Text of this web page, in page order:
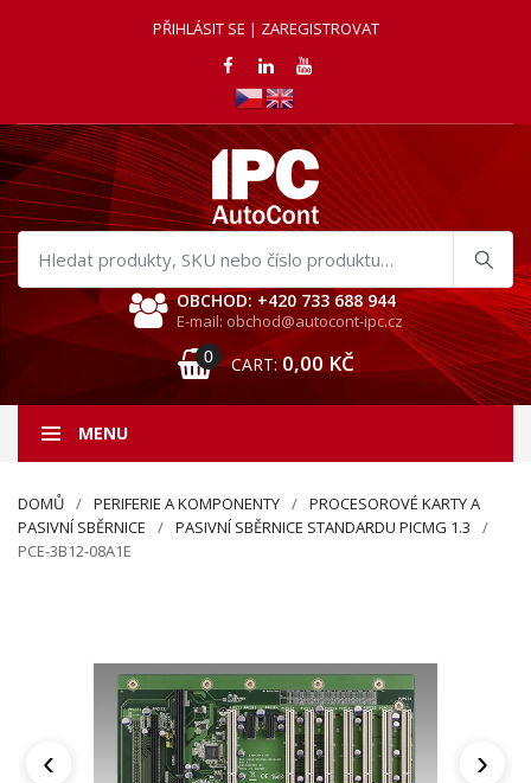
PŘIHLÁSIT SE | ZAREGISTROVAT
Hledat
produkty
OBCHOD: +420 733 688 944
E-mail: obchod@autocont-ipc.cz
0 CART: 0,00 KČ
MENU
DOMŮ PERIFERIE A KOMPONENTY
PROCESOROVÉ KARTY A
PASIVNÍ SBĚRNICE
PASIVNÍ SBĚRNICE STANDARDU PICMG 1.3
PCE-3B12-08A1E
‹ ›